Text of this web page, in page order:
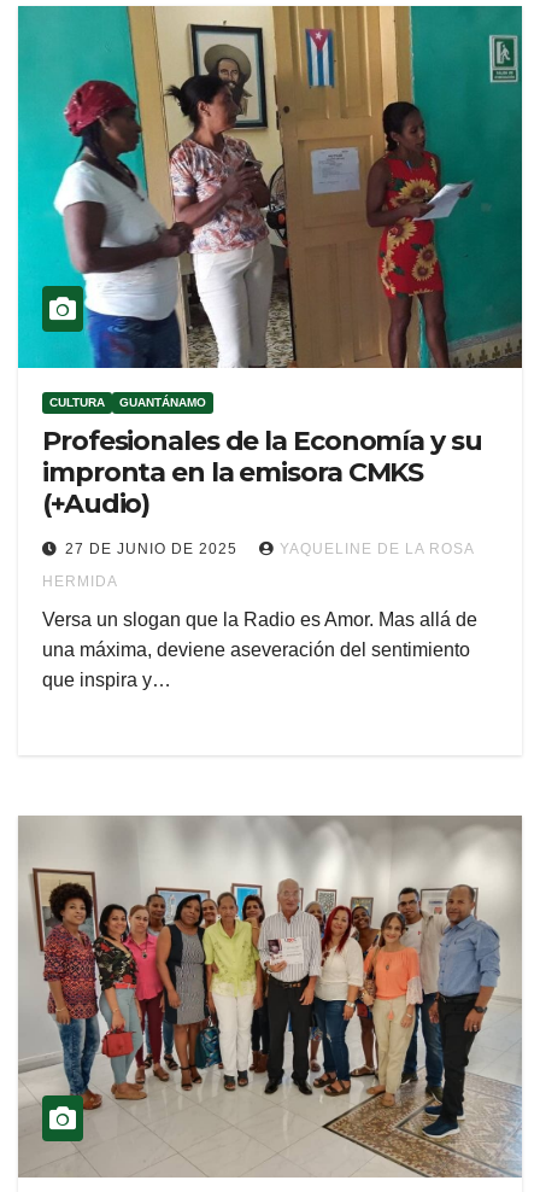
CULTURA GUANTÁNAMO
Profesionales de la Economía y su
impronta en la emisora CMKS
(+Audio)
27 DE JUNIO DE 2025
YAQUELINE DE LA ROSA
HERMIDA
Versa un slogan que la Radio es Amor. Mas allá de
una máxima, deviene aseveración del sentimiento
que inspira y…